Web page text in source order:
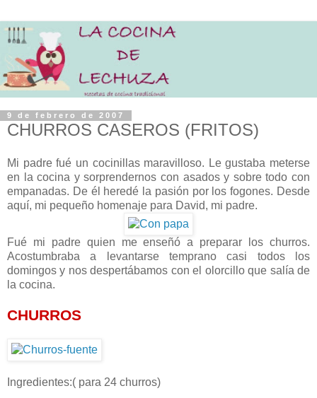
9 de febrero de 2007
CHURROS CASEROS (FRITOS)
Mi padre fué un cocinillas maravilloso. Le gustaba meterse
en la cocina y sorprendernos con asados y sobre todo con
empanadas. De él heredé la pasión por los fogones. Desde
aquí, mi pequeño homenaje para David, mi padre.
Fué mi padre quien me enseñó a preparar los churros.
Acostumbraba a levantarse temprano casi todos los
domingos y nos despertábamos con el olorcillo que salía de
la cocina.
CHURROS
Ingredientes:( para 24 churros)